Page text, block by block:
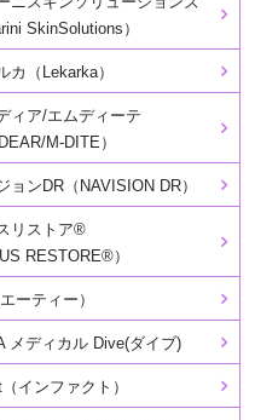
SkinSolutions）
カ（Lekarka）
ィア/エムディーテ
M-DITE）
ョンDR（NAVISION DR）
リストア®
RESTORE®）
ーティー）
メディカル Dive(ダイブ)
インファクト）